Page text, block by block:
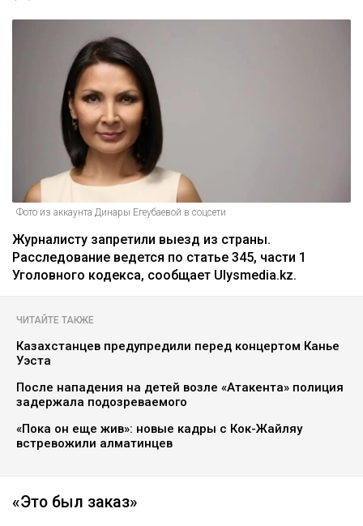
Фото из аккаунта Динары Егеубаевой в соцсети
Журналисту запретили выезд из страны.
Расследование ведется по статье 345, части 1
Уголовного кодекса, сообщает Ulysmedia.kz.
ЧИТАЙТЕ ТАКЖЕ
Казахстанцев предупредили перед концертом Канье
Уэста
После нападения на детей возле «Атакента» полиция
задержала подозреваемого
«Пока он еще жив»: новые кадры с Кок-Жайляу
встревожили алматинцев
«Это был заказ»